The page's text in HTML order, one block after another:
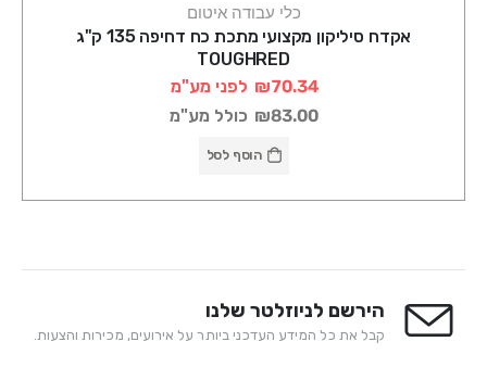
כלי עבודה איטום
אקדח סיליקון מקצועי מתכת כח דחיפה 135 ק"ג
TOUGHRED
₪70.34 לפני מע"מ
₪83.00 כולל מע"מ
הוסף לסל
הירשם לניוזלטר שלנו
קבל את כל המידע העדכני ביותר על אירועים, מכירות והצעות.